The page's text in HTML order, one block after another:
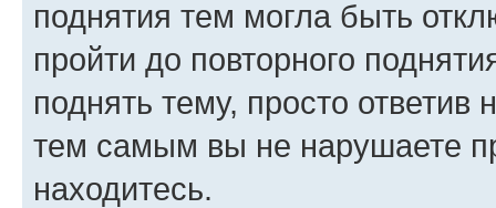
поднятия тем могла быть
пройти до повторного
поднять тему, просто ответив
тем самым вы не нарушаете
находитесь.